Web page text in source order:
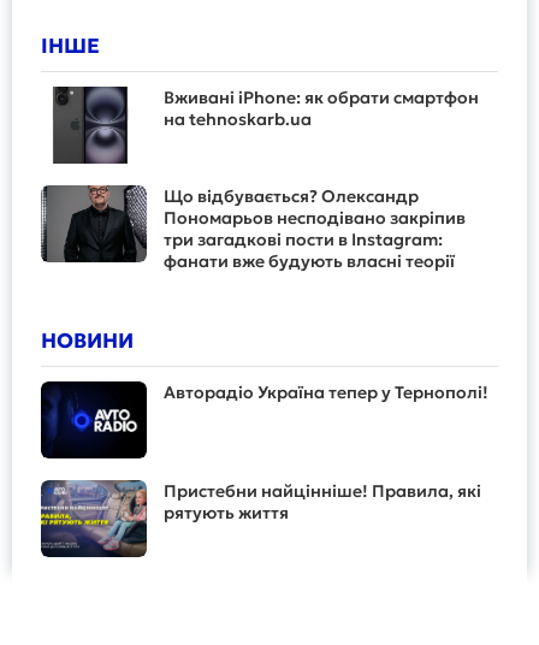
ІНШЕ
Вживані iPhone: як обрати смартфон
на tehnoskarb.ua
Що відбувається? Олександр
Пономарьов несподівано закріпив
три загадкові пости в Instagram:
фанати вже будують власні теорії
НОВИНИ
Авторадіо Україна тепер у Тернополі!
Пристебни найцінніше! Правила, які
рятують життя